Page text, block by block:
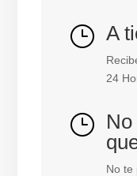
9822102101
} A
24
}
No te